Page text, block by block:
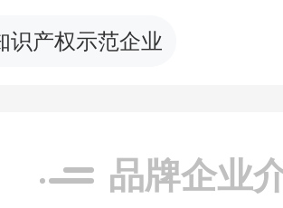
识产权示范企业
品牌企业